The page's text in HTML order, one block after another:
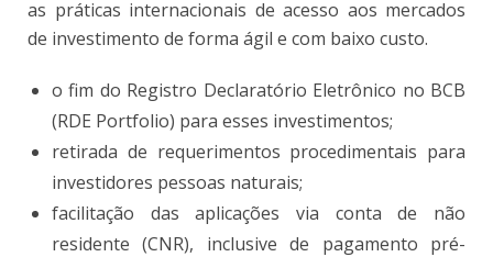
as práticas internacionais de acesso aos mercados
de investimento de forma ágil e com baixo custo.
o fim do Registro Declaratório Eletrônico no BCB
(RDE Portfolio) para esses investimentos;
retirada de requerimentos procedimentais para
investidores pessoas naturais;
facilitação das aplicações via conta de não
residente (CNR), inclusive de pagamento pré-